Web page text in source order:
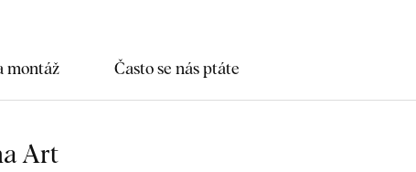
montáž Často se nás ptáte
Art